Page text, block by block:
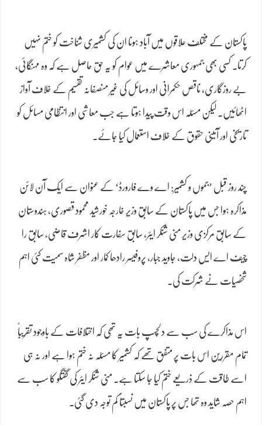
پاکستان کے مختلف علاقوں میں آباد ہونا ان کی کشمیری شناخت کو ختم نہیں
کرتا۔ کسی بھی جمہوری معاشرے میں عوام کو یہ حق حاصل ہے کہ وہ مہنگائی،
بے روزگاری، ناقص حکمرانی اور وسائل کی غیر منصفانہ تقسیم کے خلاف آواز
اٹھائیں۔ لیکن مسئلہ اس وقت پیدا ہوتا ہے جب معاشی اور انتظامی مسائل کو
تاریخی اور آئینی حقوق کے خلاف استعمال کیا جائے۔
چند روز قبل ’جموں و کشمیر: اے وے فارورڈ‘ کے عنوان سے ایک آن لائن
مذاکرہ ہوا جس میں پاکستان کے سابق وزیر خارجہ خورشید محمود قصوری، ہندوستان
کے سابق مرکزی وزیر منی شنکر ایئر، سابق سفارت کار اشرف قاضی، سابق را
چیف اے ایس دلت، جاوید جبار، پروفیسر رادھا کمار اور مظفر شاہ سمیت کئی اہم
شخصیات نے شرکت کی۔
اس مذاکرے کی سب سے دلچسپ بات یہ تھی کہ اختلافات کے باوجود تقریباً
تمام مقررین اس بات پر متفق تھے کہ کشمیر کا مسئلہ نہ ختم ہوا ہے اور نہ ہی
اسے طاقت کے ذریعے ختم کیا جا سکتا ہے۔ منی شنکر ایئر کی گفتگو کا سب سے
اہم حصہ شاید وہ تھا جس پر پاکستان میں نسبتاً کم توجہ دی گئی۔